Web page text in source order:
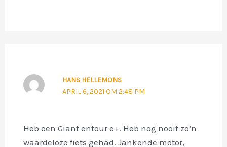
HANS HELLEMONS
APRIL 6, 2021 OM 2:48 PM
Heb een Giant entour e+. Heb nog nooit zo’n
waardeloze fiets gehad. Jankende motor,